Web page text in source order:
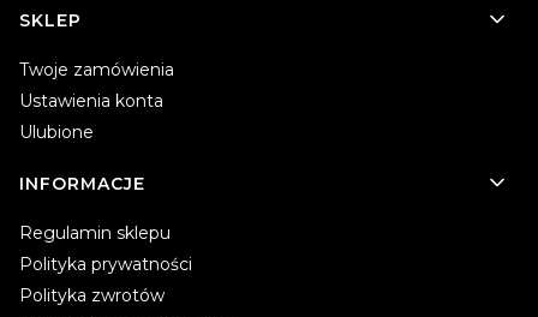
Linki w stopce
SKLEP
Twoje zamówienia
Ustawienia konta
Ulubione
INFORMACJE
Regulamin sklepu
Polityka prywatności
Polityka zwrotów